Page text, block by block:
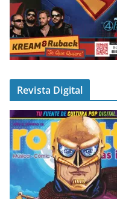
Revista Digital